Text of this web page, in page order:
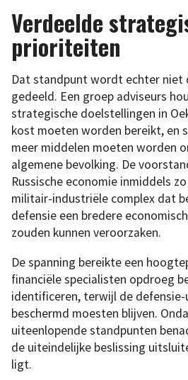
Verdeelde
prioriteiten
Dat standpunt wordt echter niet
gedeeld. Een groep adviseurs
strategische doelstellingen in
kost moeten worden bereikt, en
meer middelen moeten worden
algemene bevolking. De
Russische economie inmiddels
militair-industriële complex dat
defensie een bredere
zouden kunnen veroorzaken.
De spanning bereikte een
financiële specialisten opdroeg
identificeren, terwijl de
beschermd moesten blijven.
uiteenlopende standpunten
de uiteindelijke beslissing
ligt.